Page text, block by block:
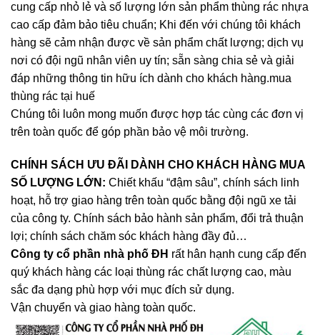
cung cấp nhỏ lẻ và số lượng lớn sản phẩm thùng rác nhựa
cao cấp đảm bảo tiêu chuẩn; Khi đến với chúng tôi khách
hàng sẽ cảm nhận được về sản phẩm chất lượng; dịch vụ
nơi có đội ngũ nhân viên uy tín; sẵn sàng chia sẻ và giải
đáp những thông tin hữu ích dành cho khách hàng.mua
thùng rác tại huế
Chúng tôi luôn mong muốn được hợp tác cùng các đơn vị
trên toàn quốc để góp phần bảo vệ môi trường.
CHÍNH SÁCH ƯU ĐÃI DÀNH CHO KHÁCH HÀNG MUA
SỐ LƯỢNG LỚN: Chiết khấu “đậm sâu”, chính sách linh
hoạt, hỗ trợ giao hàng trên toàn quốc bằng đội ngũ xe tải
của công ty. Chính sách bảo hành sản phẩm, đổi trả thuận
lợi; chính sách chăm sóc khách hàng đầy đủ…
Công ty cổ phần nhà phố ĐH rất hân hạnh cung cấp đến
quý khách hàng các loại thùng rác chất lượng cao, màu
sắc đa dạng phù hợp với mục đích sử dụng.
Vận chuyển và giao hàng toàn quốc.